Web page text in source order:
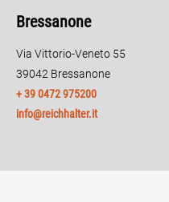
Bressanone
Via Vittorio-Veneto 55
39042 Bressanone
+ 39 0472 975200
info@reichhalter.it